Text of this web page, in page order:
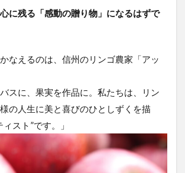
に残る「感動の贈り物」になるはずで
なえるのは、信州のリンゴ農家「アッ
バスに、果実を作品に。私たちは、リン
の人生に美と喜びのひとしずくを描
スト”です。」